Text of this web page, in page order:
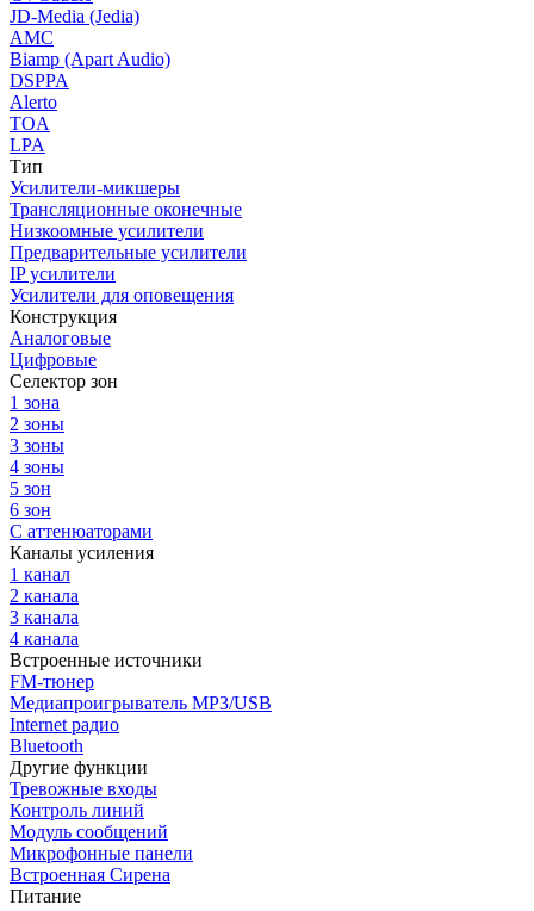
JD-Media (Jedia)
AMC
Biamp (Apart Audio)
DSPPA
Alerto
TOA
LPA
Тип
Усилители-микшеры
Трансляционные оконечные
Низкоомные усилители
Предварительные усилители
IP усилители
Усилители для оповещения
Конструкция
Аналоговые
Цифровые
Селектор зон
1 зона
2 зоны
3 зоны
4 зоны
5 зон
6 зон
С аттенюаторами
Каналы усиления
1 канал
2 канала
3 канала
4 канала
Встроенные источники
FM-тюнер
Медиапроигрыватель MP3/USB
Internet радио
Bluetooth
Другие функции
Тревожные входы
Контроль линий
Модуль сообщений
Микрофонные панели
Встроенная Сирена
Питание